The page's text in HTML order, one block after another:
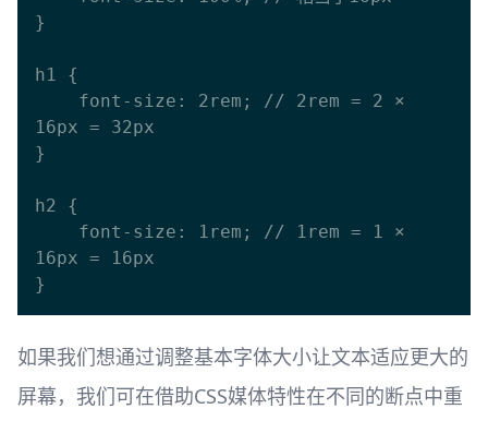
}
h1 {
16px = 32px
}
h2 {
16px = 16px
如果我们想通过调整基本字体大小让文本适应更大的
屏幕，我们可在借助CSS媒体特性在不同的断点中重